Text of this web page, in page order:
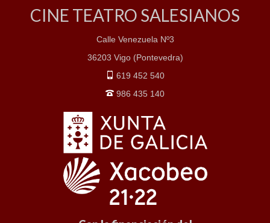
CINE TEATRO SALESIANOS
Calle Venezuela Nº3
36203 Vigo (Pontevedra)
619 452 540
986 435 140